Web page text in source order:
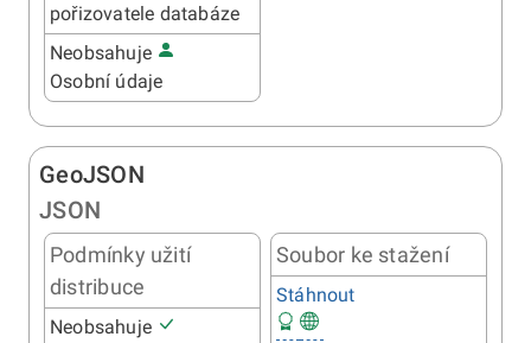
pořizovatele databáze
Neobsahuje
Osobní údaje
GeoJSON
JSON
Podmínky užití
distribuce
Neobsahuje
Soubor ke stažení
Stáhnout